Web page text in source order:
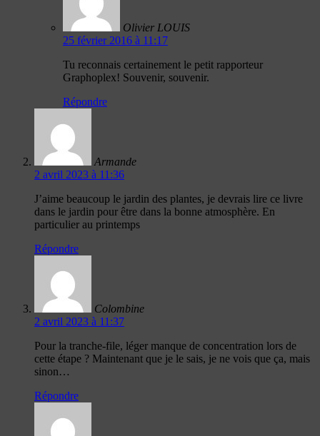
Olivier LOUIS
25 février 2016 à 11:17
Tu reconnais certainement le petit rapporteur
Graphoplex! Souvenir, souvenir.
Répondre
Armande
2 avril 2023 à 11:36
J’aime beaucoup le jardin des plantes, je devrais lire ce livre
dans le jardin pour être dans la bonne atmosphère. En
particulier au printemps
Répondre
Colombine
2 avril 2023 à 11:37
Pour la tranche-file, léger manque de concentration lors de
cette étape ? Maintenant que je le sais, je ne vois que ça, mais
sinon…
Répondre